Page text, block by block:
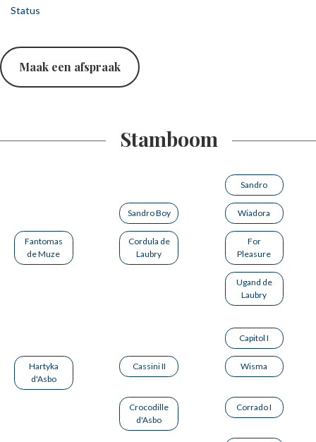
Status
Maak een afspraak
Stamboom
Sandro
Sandro Boy Wiadora
Fantomas
de Muze
Cordula de
Laubry
For
Pleasure
Ugand de
Laubry
Capitol I
Hartyka
d'Asbo
Cassini II Wisma
Crocodille
d'Asbo
Corrado I